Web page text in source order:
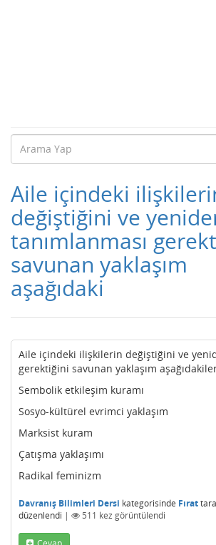
Aile içindeki
değiştiğini ve
tanımlanması
savunan yaklaşım
aşağıdaki
Aile içindeki ilişkilerin değiştiğini ve
gerektiğini savunan yaklaşım
Sembolik etkileşim kuramı
Sosyo-kültürel evrimci yaklaşım
Marksist kuram
Çatışma yaklaşımı
Radikal feminizm
Davranış Bilimleri Dersi kategorisinde Fırat
düzenlendi | 511 kez görüntülendi